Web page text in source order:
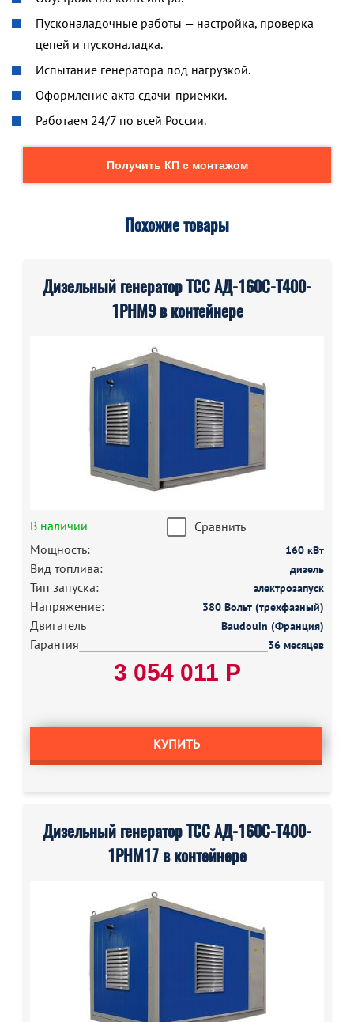
Пусконаладочные работы — настройка, проверка
цепей и пусконаладка.
Испытание генератора под нагрузкой.
Оформление акта сдачи-приемки.
Работаем 24/7 по всей России.
Получить КП с монтажом
Похожие товары
Дизельный генератор ТСС АД-160С-Т400-
1РНМ9 в контейнере
В наличии
Сравнить
Мощность:
160 кВт
Вид топлива: дизель
Тип запуска: электрозапуск
Напряжение: 380 Вольт (трехфазный)
Двигатель Baudouin (Франция)
Гарантия 36 месяцев
3 054 011 Р
КУПИТЬ
Дизельный генератор ТСС АД-160С-Т400-
1РНМ17 в контейнере